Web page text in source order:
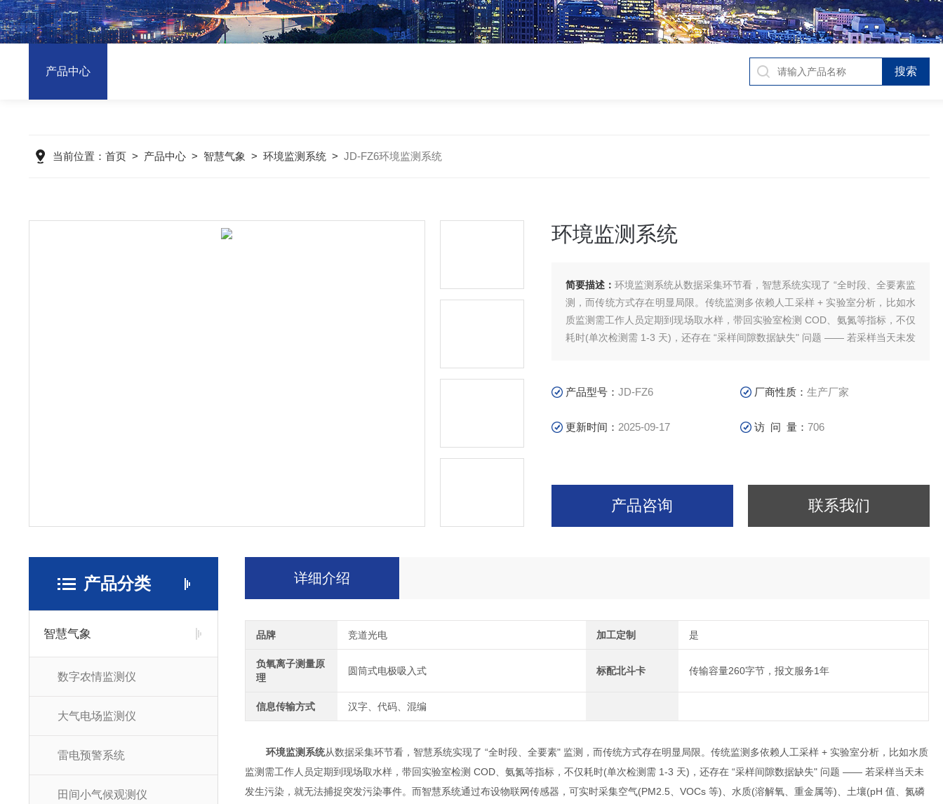
产品中心
当前位置： 首页> 产品中心> 智慧气象 > 环境监测系统> JD-FZ6环境监测系统
环境监测系统
简要描述： 环境监测系统从数据采集环节看，智慧系统实现了 “全时段、全要素监
测，而传统方式存在明显局限。传统监测多依赖人工采样 + 实验室分析，比如水
质监测需工作人员定期到现场取水样，带回实验室检测 COD、氨氮等指标，不仅
耗时(单次检测需 1-3 天)，还存在 “采样间隙数据缺失" 问题 —— 若采样当天未发
产品型号： JD-FZ6 厂商性质：生产厂家
更新时间： 2025-09-17 访 问 量：706
产品咨询 联系我们
产品分类
智慧气象
数字农情监测仪
大气电场监测仪
雷电预警系统
田间小气候观测仪
详细介绍
品牌 竞道光电 加工定制 是
负氧离子测量原
理
圆筒式电极吸入式 标配北斗卡 传输容量260字节，报文服务1年
信息传输方式 汉字、代码、混编
环境监测系统从数据采集环节看，智慧系统实现了 “全时段、全要素" 监测，而传统方式存在明显局限。传统监测多依赖人工采样 + 实验室分析，比如水质
监测需工作人员定期到现场取水样，带回实验室检测 COD、氨氮等指标，不仅耗时(单次检测需 1-3 天)，还存在 “采样间隙数据缺失" 问题 —— 若采样当天未
发生污染，就无法捕捉突发污染事件。而智慧系统通过布设物联网传感器，可实时采集空气(PM2.5、VOCs 等)、水质(溶解氧、重金属等)、土壤(pH 值、氮磷